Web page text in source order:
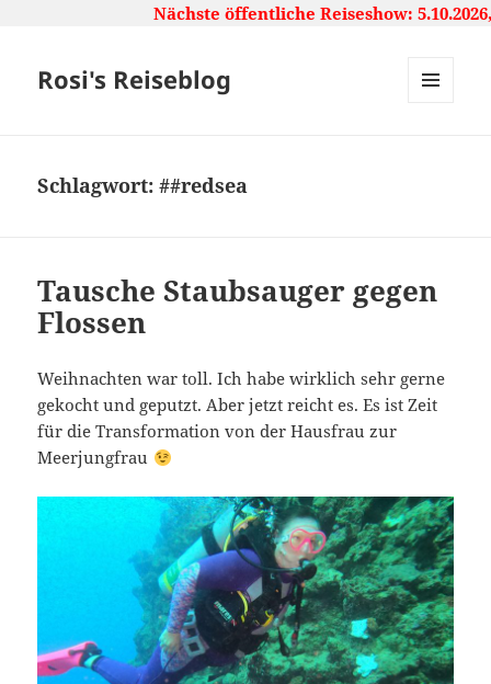
Nächste öffentliche Reiseshow:
Rosi's Reiseblog
Schlagwort:##redsea
Tausche Staubsauger gegen
Flossen
Weihnachten war toll. Ich habe wirklich sehr gerne
gekocht und geputzt. Aber jetzt reicht es. Es ist Zeit
für die Transformation von der Hausfrau zur
Meerjungfrau